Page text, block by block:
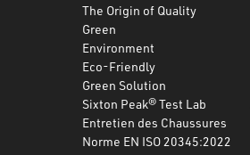
The Origin of Quality
Green
Environment
Eco-Friendly
Green Solution
Sixton Peak® Test Lab
Entretien des Chaussures
Norme EN ISO 20345:2022